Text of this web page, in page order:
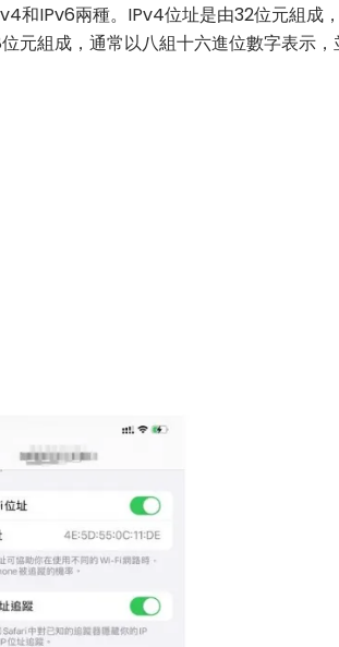
和IPv6兩種。IPv4位址是由32位元組成
元組成，通常以八組十六進位數字表示